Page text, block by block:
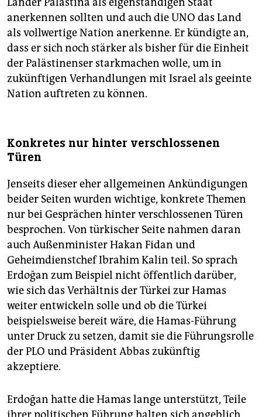
anerkennen sollten und auch die UNO das Land
als vollwertige Nation anerkenne. Er kündigte an,
dass er sich noch stärker als bisher für die Einheit
der Palästinenser starkmachen wolle, um in
zukünftigen Verhandlungen mit Israel als geeinte
Nation auftreten zu können.
Konkretes nur hinter verschlossenen
Türen
Jenseits dieser eher allgemeinen Ankündigungen
beider Seiten wurden wichtige, konkrete Themen
nur bei Gesprächen hinter verschlossenen Türen
besprochen. Von türkischer Seite nahmen daran
auch Außenminister Hakan Fidan und
Geheimdienstchef Ibrahim Kalin teil. So sprach
Erdoğan zum Beispiel nicht öffentlich darüber,
wie sich das Verhältnis der Türkei zur Hamas
weiter entwickeln solle und ob die Türkei
beispielsweise bereit wäre, die Hamas-Führung
unter Druck zu setzen, damit sie die Führungsrolle
der PLO und Präsident Abbas zukünftig
akzeptiere.
Erdoğan hatte die Hamas lange unterstützt, Teile